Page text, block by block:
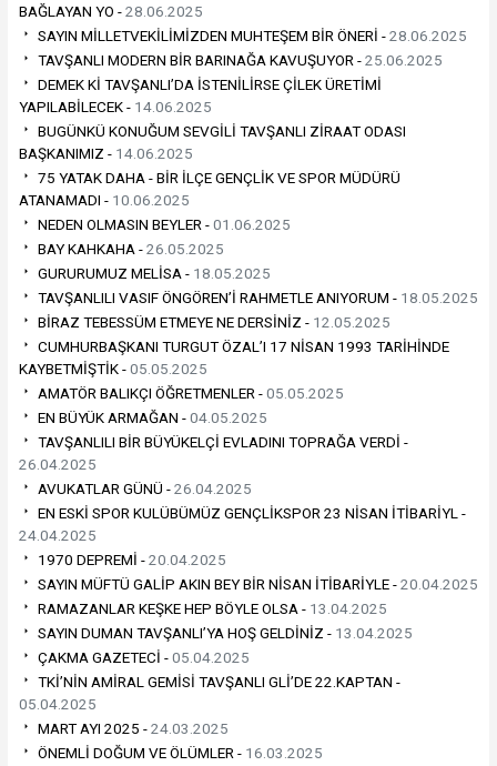
BAĞLAYAN YO -28.06.2025
SAYIN MİLLETVEKİLİMİZDEN MUHTEŞEM BİR ÖNERİ -28.06.2025
TAVŞANLI MODERN BİR BARINAĞA KAVUŞUYOR -25.06.2025
DEMEK Kİ TAVŞANLI’DA İSTENİLİRSE ÇİLEK ÜRETİMİ
YAPILABİLECEK - 14.06.2025
BUGÜNKÜ KONUĞUM SEVGİLİ TAVŞANLI ZİRAAT ODASI
BAŞKANIMIZ - 14.06.2025
75 YATAK DAHA - BİR İLÇE GENÇLİK VE SPOR MÜDÜRÜ
ATANAMADI - 10.06.2025
NEDEN OLMASIN BEYLER -01.06.2025
BAY KAHKAHA -26.05.2025
GURURUMUZ MELİSA - 18.05.2025
TAVŞANLILI VASIF ÖNGÖREN’İ RAHMETLE ANIYORUM - 18.05.2025
BİRAZ TEBESSÜM ETMEYE NE DERSİNİZ - 12.05.2025
CUMHURBAŞKANI TURGUT ÖZAL’I 17 NİSAN 1993 TARİHİNDE
KAYBETMİŞTİK -05.05.2025
AMATÖR BALIKÇI ÖĞRETMENLER -05.05.2025
EN BÜYÜK ARMAĞAN -04.05.2025
TAVŞANLILI BİR BÜYÜKELÇİ EVLADINI TOPRAĞA VERDİ -
26.04.2025
AVUKATLAR GÜNÜ -26.04.2025
EN ESKİ SPOR KULÜBÜMÜZ GENÇLİKSPOR 23 NİSAN İTİBARİYL -
24.04.2025
1970 DEPREMİ -20.04.2025
SAYIN MÜFTÜ GALİP AKIN BEY BİR NİSAN İTİBARİYLE -20.04.2025
RAMAZANLAR KEŞKE HEP BÖYLE OLSA - 13.04.2025
SAYIN DUMAN TAVŞANLI’YA HOŞ GELDİNİZ - 13.04.2025
ÇAKMA GAZETECİ -05.04.2025
TKİ’NİN AMİRAL GEMİSİ TAVŞANLI GLİ’DE 22.KAPTAN -
05.04.2025
MART AYI 2025 -24.03.2025
ÖNEMLİ DOĞUM VE ÖLÜMLER - 16.03.2025